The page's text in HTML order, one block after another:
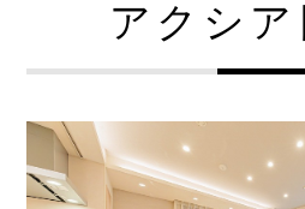
アクシア